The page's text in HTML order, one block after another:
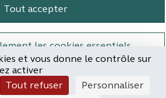
Tout accepter
les cookies essentiels
Paramètres
des cookies
de participation de la
Plateforme de participation de la
Plateforme de participation
Plateforme de
(Lien externe)
et vous donne le contrôle sur
activer
Tout refuser Personnaliser